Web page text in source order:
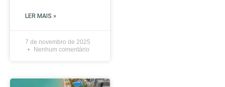
LER MAIS »
7 de novembro de 2025
Nenhum comentário